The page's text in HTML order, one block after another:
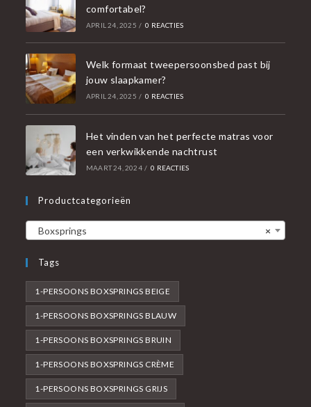
comfortabel?
APRIL 24, 2025 / 0 REACTIES
Welk formaat tweepersoonsbed past bij
jouw slaapkamer?
APRIL 24, 2025 / 0 REACTIES
Het vinden van het perfecte matras voor
een verkwikkende nachtrust
MAART 24, 2024 / 0 REACTIES
Productcategorieën
×
Boxsprings
Tags
1-PERSOONS BOXSPRINGS BEIGE
1-PERSOONS BOXSPRINGS BLAUW
1-PERSOONS BOXSPRINGS BRUIN
1-PERSOONS BOXSPRINGS CRÈME
1-PERSOONS BOXSPRINGS GRIJS